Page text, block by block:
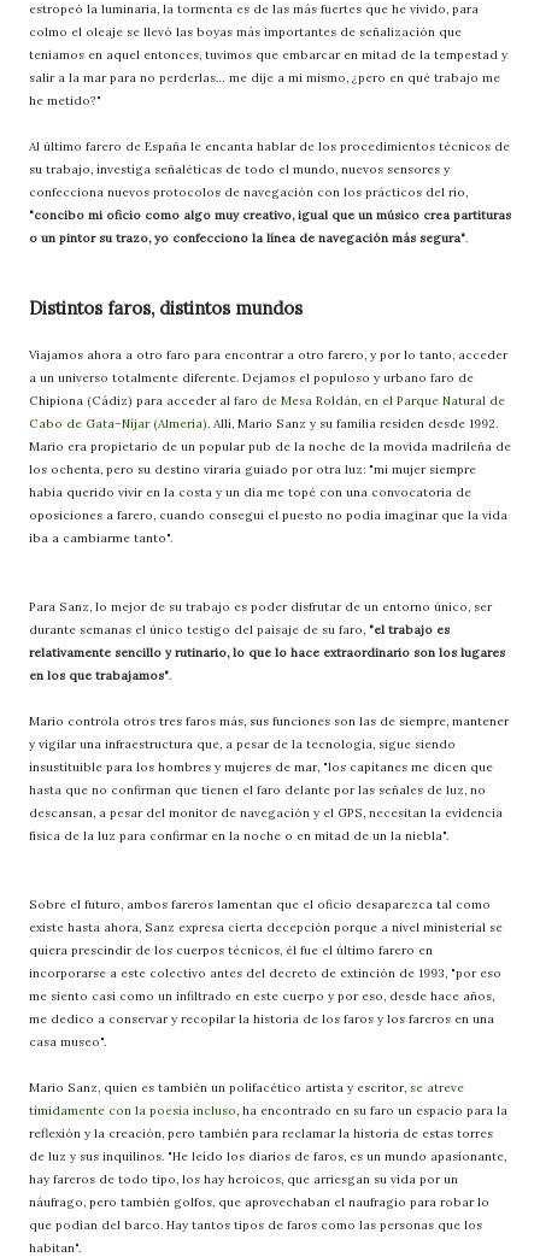
estropeó la luminaria, la tormenta es de las más fuertes que he vivido, para
colmo el oleaje se llevó las boyas más importantes de señalización que
teníamos en aquel entonces, tuvimos que embarcar en mitad de la tempestad y
salir a la mar para no perderlas… me dije a mi mismo, ¿pero en qué trabajo me
he metido?"
Al último farero de España le encanta hablar de los procedimientos técnicos de
su trabajo, investiga señaléticas de todo el mundo, nuevos sensores y
confecciona nuevos protocolos de navegación con los prácticos del río,
"concibo mi oficio como algo muy creativo, igual que un músico crea partituras
o un pintor su trazo, yo confecciono la línea de navegación más segura".
Distintos faros, distintos mundos
Viajamos ahora a otro faro para encontrar a otro farero, y por lo tanto, acceder
a un universo totalmente diferente. Dejamos el populoso y urbano faro de
Chipiona (Cádiz) para acceder al faro de Mesa Roldán, en el Parque Natural de
Cabo de Gata–Níjar (Almería) . Allí, Mario Sanz y su familia residen desde 1992.
Mario era propietario de un popular pub de la noche de la movida madrileña de
los ochenta, pero su destino viraría guiado por otra luz: "mi mujer siempre
había querido vivir en la costa y un día me topé con una convocatoria de
oposiciones a farero, cuando conseguí el puesto no podía imaginar que la vida
iba a cambiarme tanto".
Para Sanz, lo mejor de su trabajo es poder disfrutar de un entorno único, ser
durante semanas el único testigo del paisaje de su faro, "el trabajo es
relativamente sencillo y rutinario, lo que lo hace extraordinario son los lugares
en los que trabajamos"
Mario controla otros tres faros más, sus funciones son las de siempre, mantener
y vigilar una infraestructura que, a pesar de la tecnología, sigue siendo
insustituible para los hombres y mujeres de mar, "los capitanes me dicen que
hasta que no confirman que tienen el faro delante por las señales de luz, no
descansan, a pesar del monitor de navegación y el GPS, necesitan la evidencia
física de la luz para confirmar en la noche o en mitad de un la niebla".
Sobre el futuro, ambos fareros lamentan que el oficio desaparezca tal como
existe hasta ahora, Sanz expresa cierta decepción porque a nivel ministerial se
quiera prescindir de los cuerpos técnicos, él fue el último farero en
incorporarse a este colectivo antes del decreto de extinción de 1993, "por eso
me siento casi como un infiltrado en este cuerpo y por eso, desde hace años,
me dedico a conservar y recopilar la historia de los faros y los fareros en una
casa museo".
Mario Sanz, quien es también un polifacético artista y escritor, se atreve
tímidamente con la poesía incluso , ha encontrado en su faro un espacio para la
reflexión y la creación, pero también para reclamar la historia de estas torres
de luz y sus inquilinos. "He leído los diarios de faros, es un mundo apasionante,
hay fareros de todo tipo, los hay heroicos, que arriesgan su vida por un
náufrago, pero también golfos, que aprovechaban el naufragio para robar lo
que podían del barco. Hay tantos tipos de faros como las personas que los
habitan".